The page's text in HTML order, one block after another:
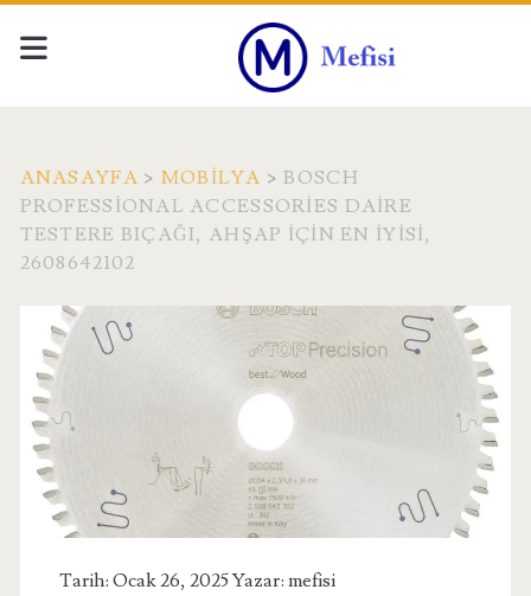
ANASAYFA > MOBILYA >BOSCH
PROFESSIONAL ACCESSORIES DAIRE
TESTERE BIÇAĞI, AHŞAP IÇIN EN IYISI,
2608642102
Tarih: Ocak 26, 2025 Yazar: mefisi